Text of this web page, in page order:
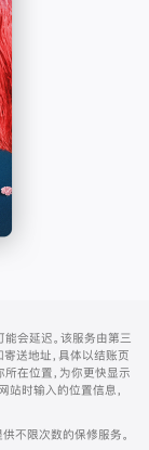
会延迟。该服务由第三
送地址，具体以结账页
在位置，为你更快显示
时输入的位置信息，
不限次数的保修服务。